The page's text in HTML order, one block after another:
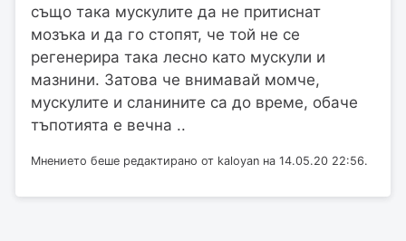
също така мускулите да не притиснат
мозъка и да го стопят, че той не се
регенерира така лесно като мускули и
мазнини. Затова че внимавай момче,
мускулите и сланините са до време, обаче
тъпотията е вечна ..
Мнението беше редактирано от kaloyan на 14.05.20 22:56.